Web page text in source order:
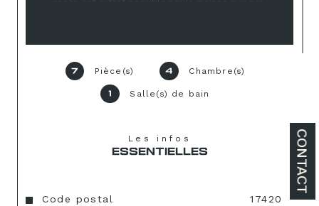
CONTACT
7 Pièce(s) 4 Chambre(s)
1 Salle(s) de bain
Les infos
ESSENTIELLES
Caractéristiques Valeurs
Code postal 17420
accès est autant possible par la maison que par
Volets roulants électriques dans la pièce de vie
sur rue. Une terrasse couverte complète cette
lumineuse et agréable maison. Maison très bien
entretenue. A découvrir sans tarder!